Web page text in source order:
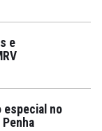
e
especial no